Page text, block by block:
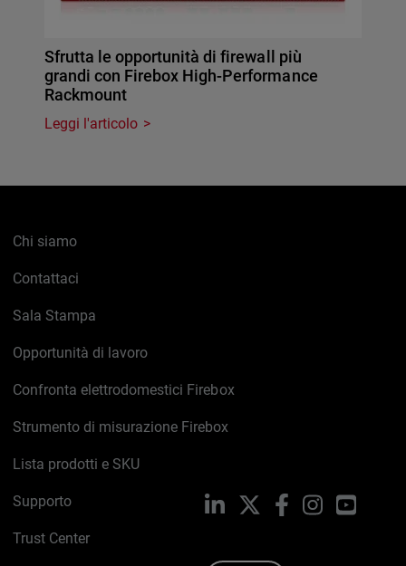
Sfrutta le opportunità di firewall più
grandi con Firebox High-Performance
Rackmount
Leggi l'articolo
Chi siamo
Contattaci
Sala Stampa
Opportunità di lavoro
Confronta elettrodomestici Firebox
Strumento di misurazione Firebox
Lista prodotti e SKU
Supporto
Trust Center
LinkedIn FacebookInstagram